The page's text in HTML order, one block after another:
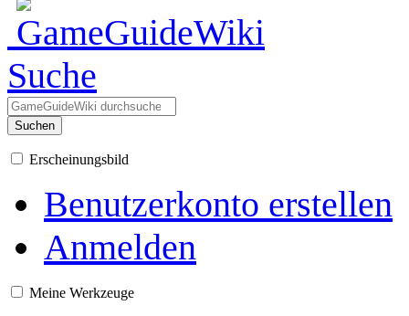
Suche
Suchen
Erscheinungsbild
Benutzerkonto erstellen
Anmelden
Meine Werkzeuge